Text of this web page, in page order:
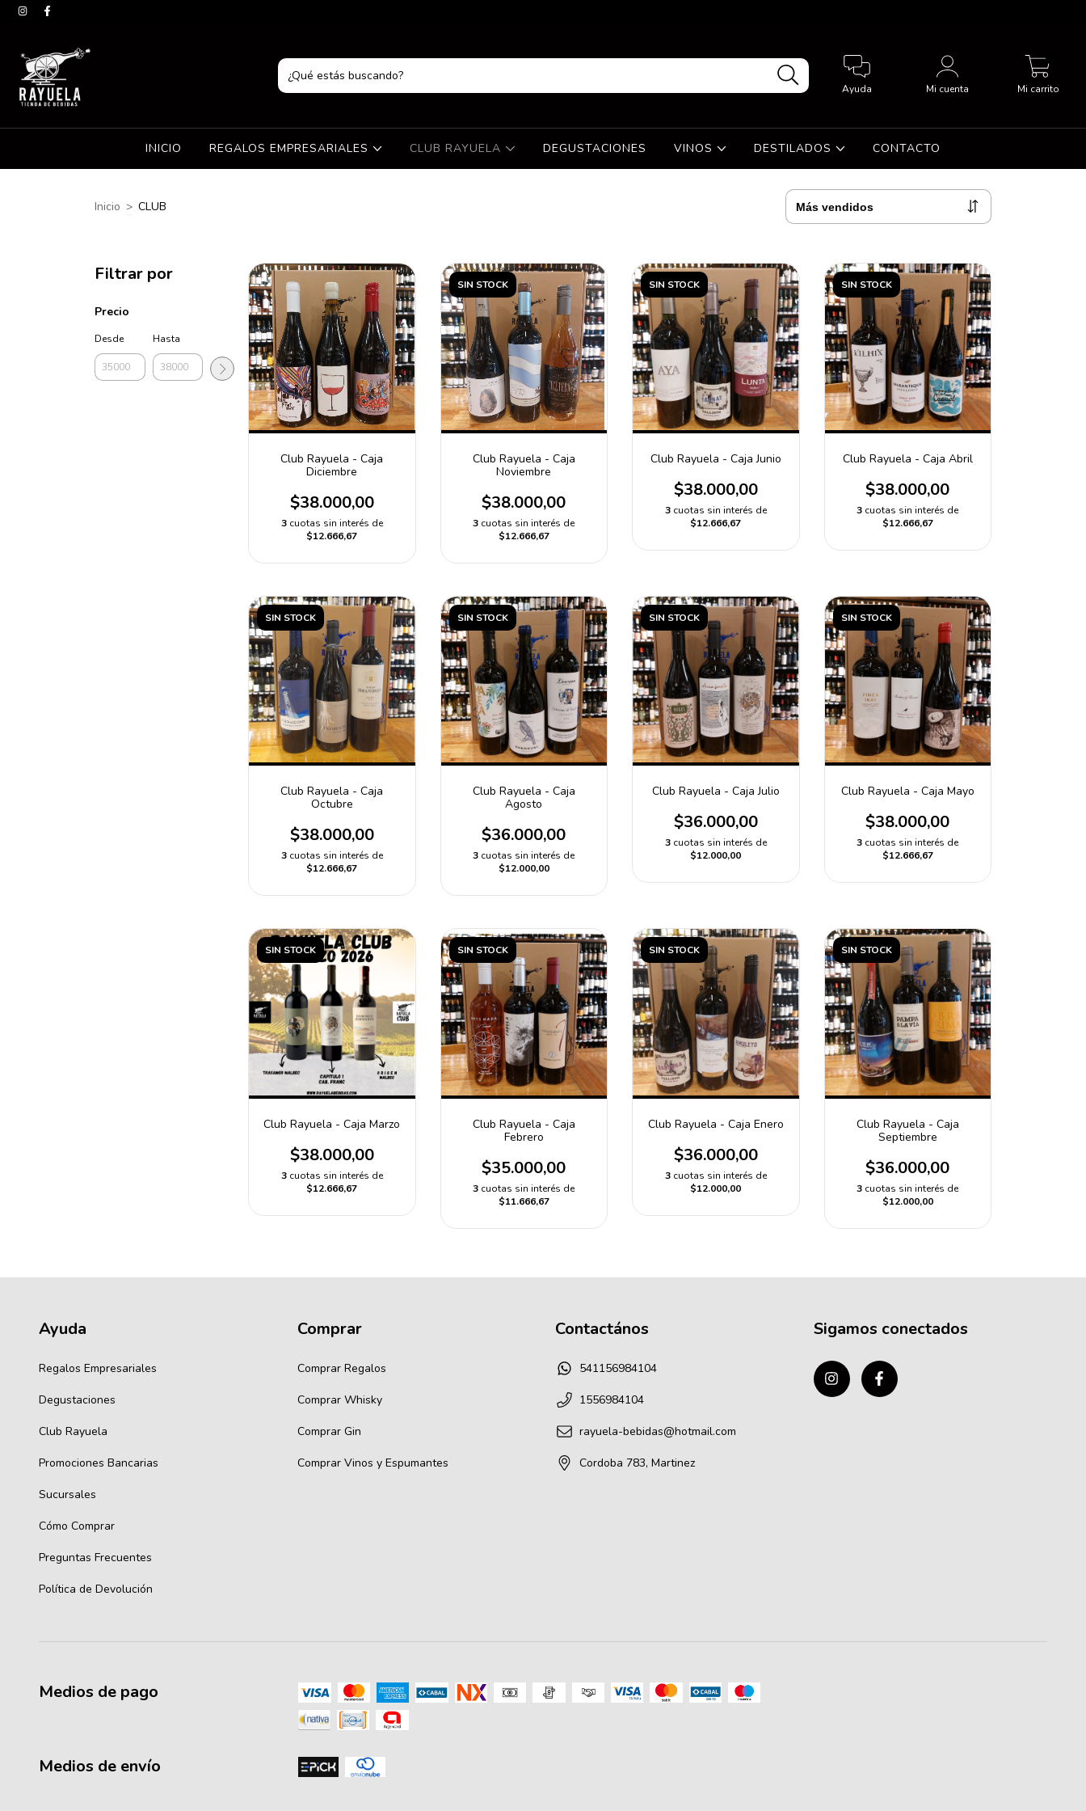
Ayuda Mi cuenta Mi carrito
INICIO REGALOS EMPRESARIALES CLUB RAYUELA DEGUSTACIONES VINOS DESTILADOS CONTACTO
Inicio > CLUB
Filtrar por
Precio
Desde Hasta
Club Rayuela - Caja
Diciembre
$38.000,00
3 cuotas sin interés de
$12.666,67
SIN STOCK
Club Rayuela - Caja
Noviembre
$38.000,00
3 cuotas sin interés de
$12.666,67
SIN STOCK
Club Rayuela - Caja Junio
$38.000,00
3 cuotas sin interés de
$12.666,67
SIN STOCK
Club Rayuela - Caja Abril
$38.000,00
3 cuotas sin interés de
$12.666,67
SIN STOCK
Club Rayuela - Caja
Octubre
$38.000,00
3 cuotas sin interés de
$12.666,67
SIN STOCK
Club Rayuela - Caja
Agosto
$36.000,00
3 cuotas sin interés de
$12.000,00
SIN STOCK
Club Rayuela - Caja Julio
$36.000,00
3 cuotas sin interés de
$12.000,00
SIN STOCK
Club Rayuela - Caja Mayo
$38.000,00
3 cuotas sin interés de
$12.666,67
SIN STOCK
Club Rayuela - Caja Marzo
$38.000,00
3 cuotas sin interés de
$12.666,67
SIN STOCK
Club Rayuela - Caja
Febrero
$35.000,00
3 cuotas sin interés de
$11.666,67
SIN STOCK
Club Rayuela - Caja Enero
$36.000,00
3 cuotas sin interés de
$12.000,00
SIN STOCK
Club Rayuela - Caja
Septiembre
$36.000,00
3 cuotas sin interés de
$12.000,00
Ayuda
Regalos Empresariales
Degustaciones
Club Rayuela
Promociones Bancarias
Sucursales
Cómo Comprar
Preguntas Frecuentes
Política de Devolución
Comprar
Comprar Regalos
Comprar Whisky
Comprar Gin
Comprar Vinos y Espumantes
Contactános
541156984104
1556984104
rayuela-bebidas@hotmail.com
Cordoba 783, Martinez
Sigamos conectados
Medios de pago
Medios de envío